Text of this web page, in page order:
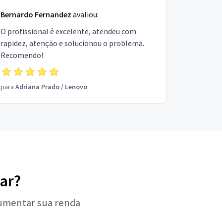
Bernardo Fernandez avaliou:
O profissional é excelente, atendeu com
rapidez, atenção e solucionou o problema.
Recomendo!
para Adriana Prado/ Lenovo
sua renda